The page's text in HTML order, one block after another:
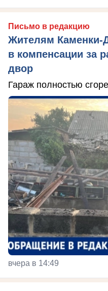
Письмо в редакцию
Жителям Каменки-
в компенсации за
двор
Гараж полностью
вчера в 14:49